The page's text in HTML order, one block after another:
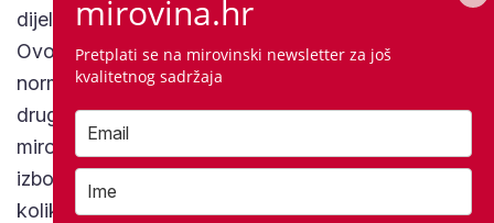
dijelu oni plaćaju mirovine, a drugi dio plaća sam.
Ovo je pitanje i za pravne stručnjake, je li ovo
normalno i realno, da jedan građanin plaća sam, a
drugi ne. U konačnici, ovo je ozbiljan udar na
mirovinski sustav. Ovo je kratkoročno i zbog
izbora sljedeće godine, a građani će 2024. vidjeti
koliko će biti realno povećanje, ustvrdio je Lalovac
mirovina.hr
Pretplati se na mirovinski newsletter za još
kvalitetnog sadržaja